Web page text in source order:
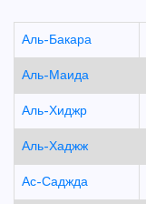
Аль-Бакара
Аль-Маида
Аль-Хиджр
Аль-Хаджж
Ас-Саджда